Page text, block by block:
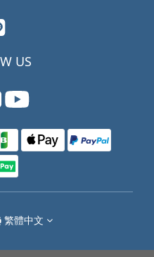
US
繁體中文